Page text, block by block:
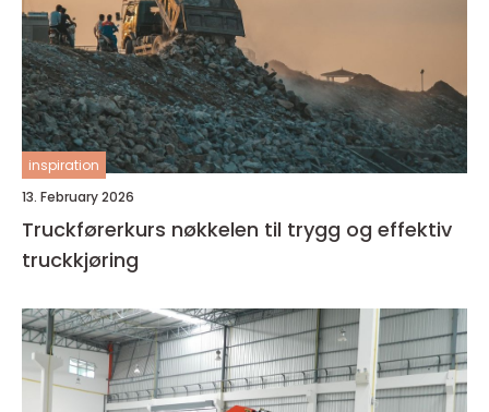
inspiration
13. February 2026
Truckførerkurs nøkkelen til trygg og effektiv
truckkjøring